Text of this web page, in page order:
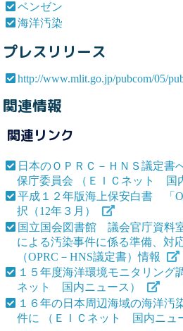
ベンゼン
海洋汚染
プレスリリース
http://www.mlit.go.jp/pubcom/05/
関連情報
関連リンク
日本のＯＰＲＣ－ＨＮＳ議定
保庁委員会 （ＥＩＣネット 国
平成１２年版海上保安白書 「
択（12年３月）
国立国会図書館 議会官庁資料
による汚染事件に係る準備、対
（OPRC－HNS議定書）情報
１５年度海洋環境モニタリング
ネット 国内ニュース）
１６年の日本周辺海域の海洋
件に （ＥＩＣネット 国内ニュ